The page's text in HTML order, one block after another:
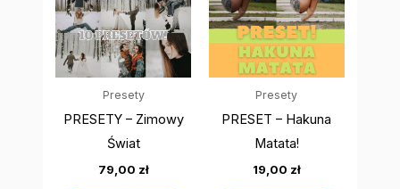
Presety
PRESETY – Zimowy
Świat
79,00 zł
Presety
PRESET – Hakuna
Matata!
19,00 zł